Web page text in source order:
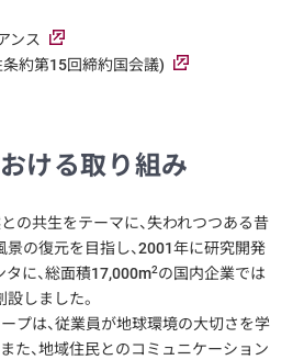
ンス
約第15回締約国会議)
ける取り組み
の共生をテーマに、失われつつある昔
の復元を目指し、2001年に研究開発
に、総面積17,000m2の国内企業では
しました。
プは、従業員が地球環境の大切さを学
た、地域住民とのコミュニケーション